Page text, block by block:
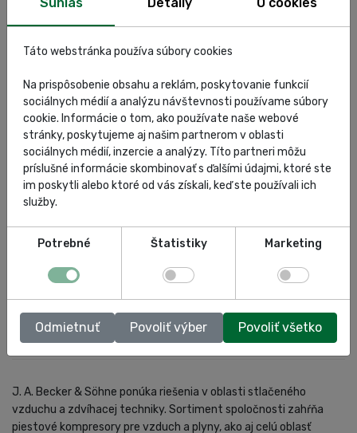
Odkaz na stránku výrobcu:
JAB TwinRam 35 XY/1700
ŠPECIFIKÁCIA
HODNOTENIA
DOKUMENTY
JAB
J. A. Becker & Söhne ponúka riešenia v oblasti stlačeného
vzduchu a zdvíhacej techniky. Sortiment spoločnosti zahŕňa
piestové kompresory pre vzduch a plyny, ako aj celú oblasť
Táto webstránka používa súbory cookies
Na prispôsobenie obsahu a reklám, poskytovanie funkcií
sociálnych médií a analýzu návštevnosti používame súbory
cookie. Informácie o tom, ako používate naše webové
stránky, poskytujeme aj našim partnerom v oblasti
sociálnych médií, inzercie a analýzy. Títo partneri môžu
príslušné informácie skombinovať s ďalšími údajmi, ktoré ste
im poskytli alebo ktoré od vás získali, keď ste používali ich
služby.
Potrebné Štatistiky Marketing
Odmietnuť Povoliť výber Povoliť všetko